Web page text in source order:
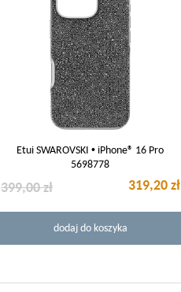
Etui SWAROVSKI • iPhone® 16 Pro
5698778
319,20 zł
399,00 zł
dodaj do koszyka